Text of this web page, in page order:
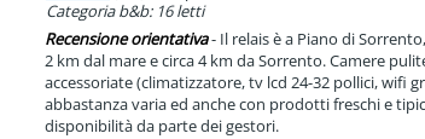
Categoria b&b: 16 letti
Recensione orientativa- Il relais è a Piano di
2 km dal mare e circa 4 km da Sorrento. Camere
accessoriate (climatizzatore, tv lcd 24-32 pollici, wifi
abbastanza varia ed anche con prodotti freschi e
disponibilità da parte dei gestori.